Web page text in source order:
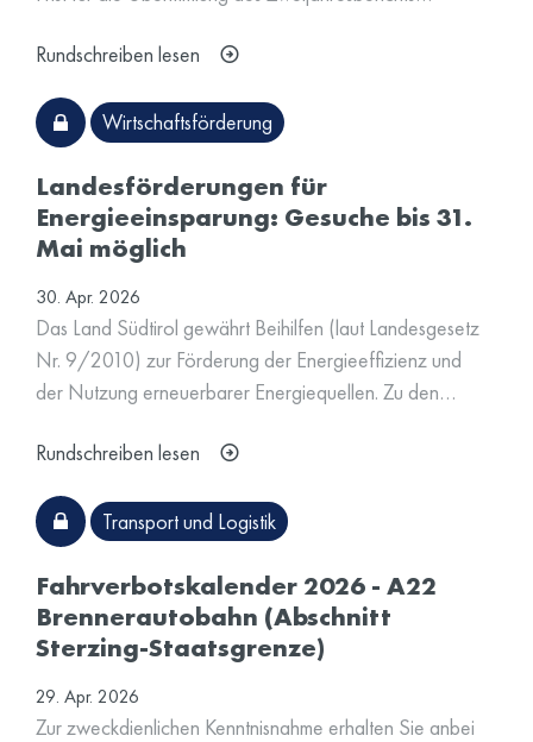
Rundschreiben lesen
Wirtschaftsförderung
Landesförderungen für
Energieeinsparung: Gesuche bis 31.
Mai möglich
30. Apr. 2026
Das Land Südtirol gewährt Beihilfen (laut Landesgesetz
Nr. 9/2010) zur Förderung der Energieeffizienz und
der Nutzung erneuerbarer Energiequellen. Zu den…
Rundschreiben lesen
Transport und Logistik
Fahrverbotskalender 2026 - A22
Brennerautobahn (Abschnitt
Sterzing-Staatsgrenze)
29. Apr. 2026
Zur zweckdienlichen Kenntnisnahme erhalten Sie anbei